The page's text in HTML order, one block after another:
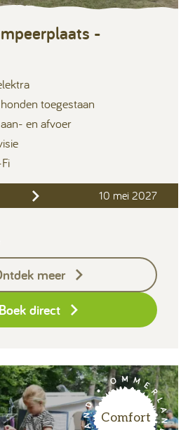
-
toegestaan
en afvoer
10 mei 2027
Exclusief
Borg I-con € 25,-
meer
Boek direct
Comfort